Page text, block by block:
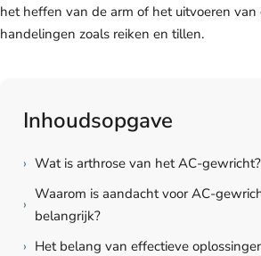
het heffen van de arm of het uitvoeren van
handelingen zoals reiken en tillen.
Inhoudsopgave
› Wat is arthrose van het AC-gewricht?
›
Waarom is aandacht voor AC-
belangrijk?
› Het belang van effectieve